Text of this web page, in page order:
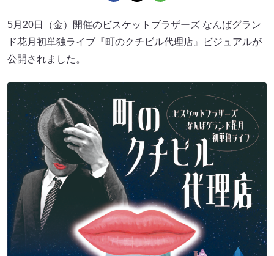
5月20日（金）開催のビスケットブラザーズ なんばグラン
ド花月初単独ライブ『町のクチビル代理店』ビジュアルが
公開されました。